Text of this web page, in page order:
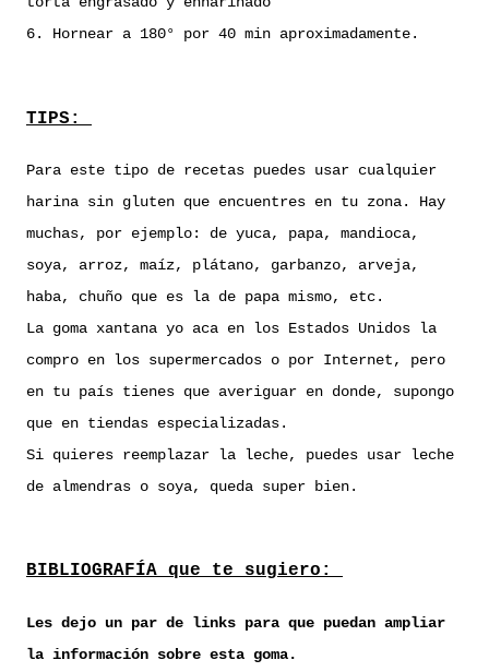
6. Hornear a 180° por 40 min aproximadamente.
TIPS:
Para este tipo de recetas puedes usar cualquier
harina sin gluten que encuentres en tu zona. Hay
muchas, por ejemplo: de yuca, papa, mandioca,
soya, arroz, maíz, plátano, garbanzo, arveja,
haba, chuño que es la de papa mismo, etc.
La goma xantana yo aca en los Estados Unidos la
compro en los supermercados o por Internet, pero
en tu país tienes que averiguar en donde, supongo
que en tiendas especializadas.
Si quieres reemplazar la leche, puedes usar leche
de almendras o soya, queda super bien.
BIBLIOGRAFÍA que te sugiero:
Les dejo un par de links para que puedan ampliar
la información sobre esta goma.